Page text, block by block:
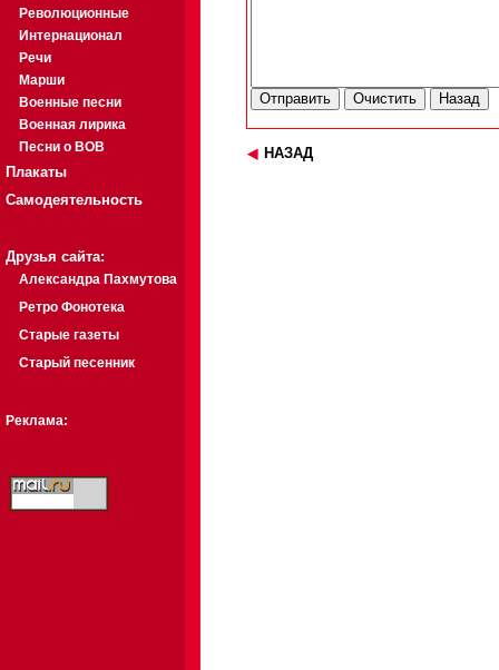
Революционные
Интернационал
Речи
Марши
Военные песни
Военная лирика
Песни о ВОВ
Плакаты
Самодеятельность
Друзья сайта:
Александра Пахмутова
Ретро Фонотека
Старые газеты
Старый песенник
Реклама:
НАЗАД